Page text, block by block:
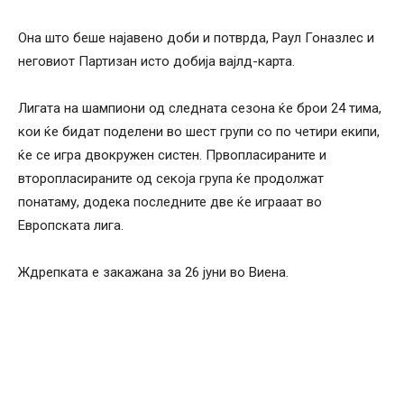
Она што беше најавено доби и потврда, Раул Гоназлес и
неговиот Партизан исто добија вајлд-карта.
Лигата на шампиони од следната сезона ќе брои 24 тима,
кои ќе бидат поделени во шест групи со по четири екипи,
ќе се игра двокружен систен. Првопласираните и
второпласираните од секоја група ќе продолжат
понатаму, додека последните две ќе играаат во
Европската лига.
Ждрепката е закажана за 26 јуни во Виена.